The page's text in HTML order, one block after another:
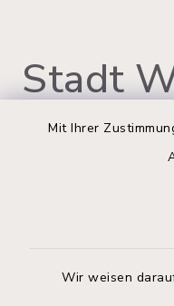
Mit Ihrer
Wir weisen
Stadt
Rathaus
04554 701-0